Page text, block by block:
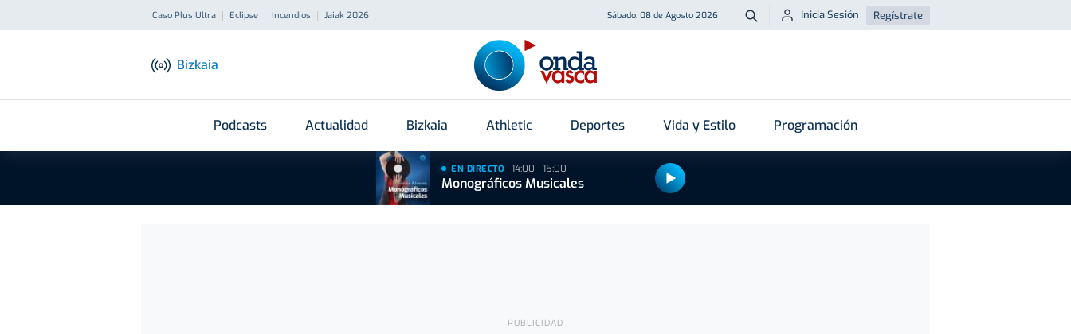
Caso Plus Ultra Eclipse Incendios Jaiak 2026 Sábado, 08 de Agosto 2026 Buscar
Inicia Sesión Regístrate
Bizkaia
Podcasts Actualidad Bizkaia Athletic Deportes Vida y Estilo Programación
EN DIRECTO 14:00 - 15:00
Monográficos Musicales